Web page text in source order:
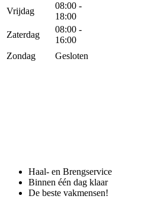
Vrijdag
08:00 -
18:00
Zaterdag
08:00 -
16:00
Zondag
Gesloten
Haal- en Brengservice
Binnen één dag klaar
De beste vakmensen!